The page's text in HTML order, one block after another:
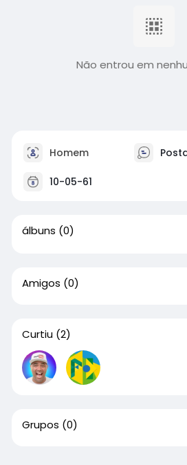
Não entrou em
Homem
10-05-61
álbuns (0)
Amigos (0)
Curtiu (2)
Grupos (0)